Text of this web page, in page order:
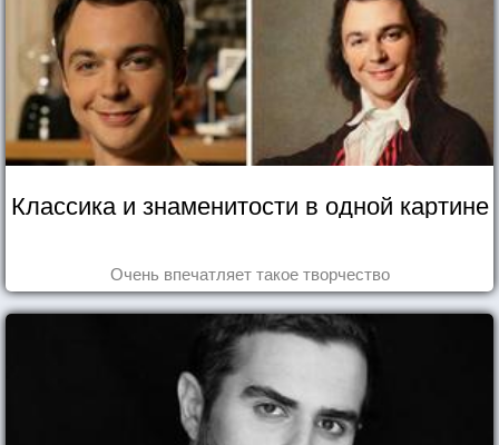
Классика и знаменитости в одной картине
Очень впечатляет такое творчество